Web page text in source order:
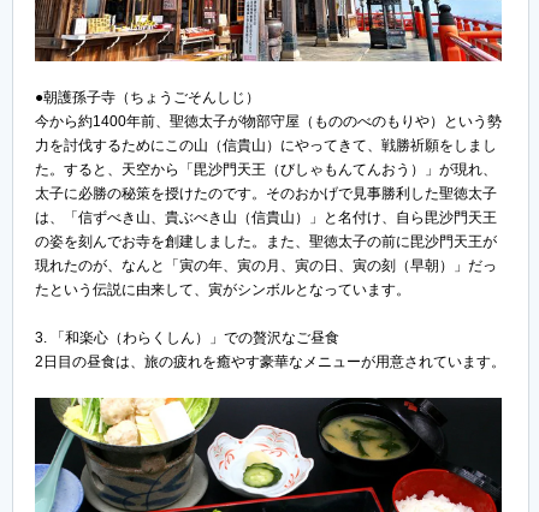
●朝護孫子寺（ちょうごそんしじ）
今から約1400年前、聖徳太子が物部守屋（もののべのもりや）という勢
力を討伐するためにこの山（信貴山）にやってきて、戦勝祈願をしまし
た。すると、天空から「毘沙門天王（びしゃもんてんおう）」が現れ、
太子に必勝の秘策を授けたのです。そのおかげで見事勝利した聖徳太子
は、「信ずべき山、貴ぶべき山（信貴山）」と名付け、自ら毘沙門天王
の姿を刻んでお寺を創建しました。また、聖徳太子の前に毘沙門天王が
現れたのが、なんと「寅の年、寅の月、寅の日、寅の刻（早朝）」だっ
たという伝説に由来して、寅がシンボルとなっています。
3. 「和楽心（わらくしん）」での贅沢なご昼食
2日目の昼食は、旅の疲れを癒やす豪華なメニューが用意されています。